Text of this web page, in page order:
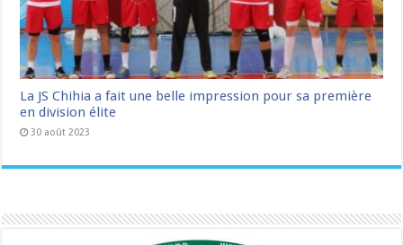
La JS Chihia a fait une belle impression pour sa première
en division élite
30 août 2023